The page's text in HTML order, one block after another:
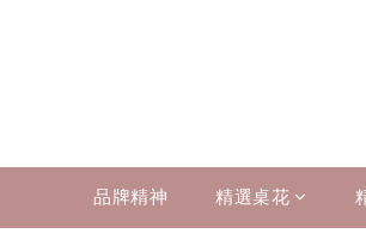
品牌精神 精選桌花